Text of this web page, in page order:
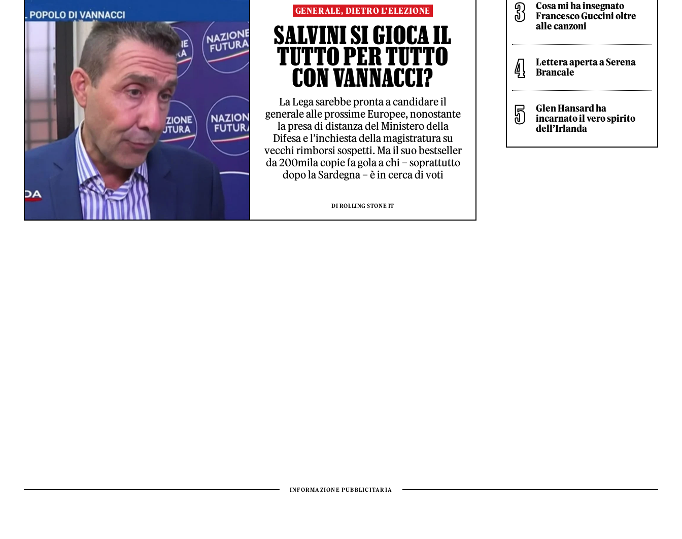
GENERALE, DIETRO L’ELEZIONE
SALVINI SI GIOCA IL
TUTTO PER TUTTO
CON VANNACCI?
La Lega sarebbe pronta a candidare il
generale alle prossime Europee, nonostante
la presa di distanza del Ministero della
Difesa e l’inchiesta della magistratura su
vecchi rimborsi sospetti. Ma il suo bestseller
da 200mila copie fa gola a chi – soprattutto
dopo la Sardegna – è in cerca di voti
DI ROLLING STONE IT
Cosa mi ha insegnato
Francesco Guccini oltre
alle canzoni
Lettera aperta a Serena
Brancale
Glen Hansard ha
incarnato il vero spirito
dell’Irlanda